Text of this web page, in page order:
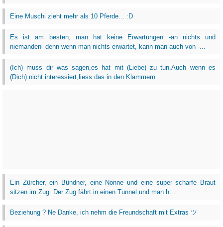
Eine Muschi zieht mehr als 10 Pferde... :D
Es ist am besten, man hat keine Erwartungen -an nichts und
niemanden- denn wenn man nichts erwartet, kann man auch von -...
(Ich) muss dir was sagen,es hat mit (Liebe) zu tun.Auch wenn es
(Dich) nicht interessiert,liess das in den Klammern
Ein Zürcher, ein Bündner, eine Nonne und eine super scharfe Braut
sitzen im Zug. Der Zug fährt in einen Tunnel und man h...
Beziehung ? Ne Danke, ich nehm die Freundschaft mit Extras ツ